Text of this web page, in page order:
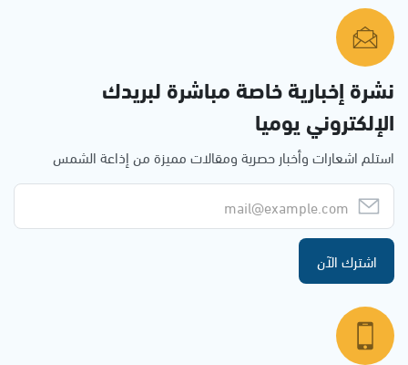
نشرة إخبارية خاصة مباشرة لبريدك
الإلكتروني يوميا
استلم اشعارات وأخبار حصرية ومقالات مميزة من إذاعة الشمس
اشترك الآن